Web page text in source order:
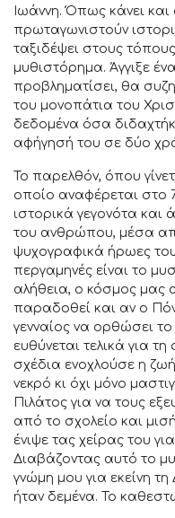
Ιωάννη. Όπως κάνει και
πρωταγωνιστούν
ταξιδέψει στους
μυθιστόρημα. Άγγιξε
προβληματίσει, θα
του μονοπάτια του
δεδομένα όσα
αφήγησή του σε δύο
Το παρελθόν, όπου
οποίο αναφέρεται στο
ιστορικά γεγονότα και
του ανθρώπου, μέσα
ψυχογραφικά ήρωες
περγαμηνές είναι το
αλήθεια, ο κόσμος μας
παραδοθεί και αν ο
γενναίος να ορθώσει
ευθύνεται τελικά για
σχέδια ενοχλούσε η
νεκρό κι όχι μόνο
Πιλάτος για να τους
από το σχολείο και
ένιψε τας χείρας του
Διαβάζοντας αυτό το
γνώμη μου για εκείνη τη
ήταν δεμένα. Το